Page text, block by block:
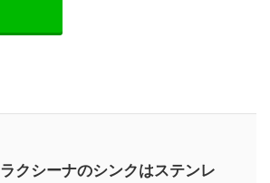
ラクシーナのシンクはステンレ